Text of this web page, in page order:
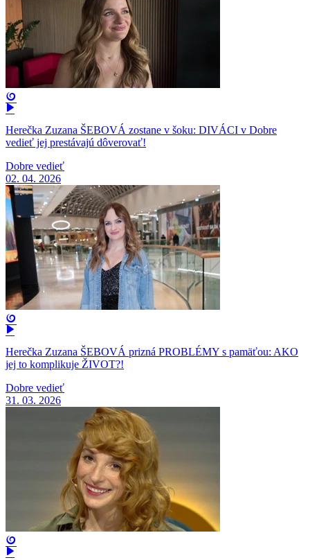
Herečka Zuzana ŠEBOVÁ zostane v šoku: DIVÁCI v Dobre
vedieť jej prestávajú dôverovať!
Dobre vedieť
02. 04. 2026
Herečka Zuzana ŠEBOVÁ prizná PROBLÉMY s pamäťou: AKO
jej to komplikuje ŽIVOT?!
Dobre vedieť
31. 03. 2026